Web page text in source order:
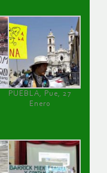
PUEBLA, Pue, 27
Enero